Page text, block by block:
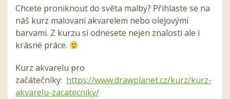
Chcete proniknout do světa malby? Přihlaste se na
náš kurz malovaní akvarelem nebo olejovými
barvami. Z kurzu si odnesete nejen znalosti ale i
krásné práce.
Kurz akvarelu pro
začátečníky: https://www.drawplanet.cz/kurz/kurz-
akvarelu-zacatecniky/